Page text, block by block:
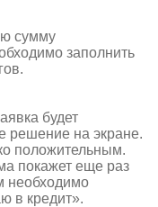
сумму
заполнить
будет
решение на экране.
положительным.
покажет еще раз
необходимо
в кредит».